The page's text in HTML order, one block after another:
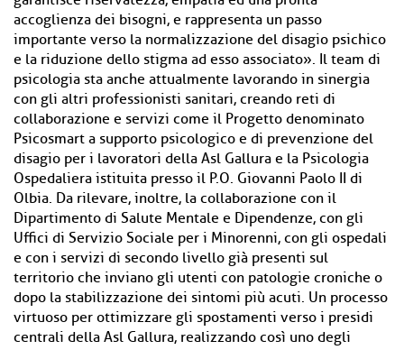
accoglienza dei bisogni, e rappresenta un passo
importante verso la normalizzazione del disagio psichico
e la riduzione dello stigma ad esso associato». Il team di
psicologia sta anche attualmente lavorando in sinergia
con gli altri professionisti sanitari, creando reti di
collaborazione e servizi come il Progetto denominato
Psicosmart a supporto psicologico e di prevenzione del
disagio per i lavoratori della Asl Gallura e la Psicologia
Ospedaliera istituita presso il P.O. Giovanni Paolo II di
Olbia. Da rilevare, inoltre, la collaborazione con il
Dipartimento di Salute Mentale e Dipendenze, con gli
Uffici di Servizio Sociale per i Minorenni, con gli ospedali
e con i servizi di secondo livello già presenti sul
territorio che inviano gli utenti con patologie croniche o
dopo la stabilizzazione dei sintomi più acuti. Un processo
virtuoso per ottimizzare gli spostamenti verso i presidi
centrali della Asl Gallura, realizzando così uno degli